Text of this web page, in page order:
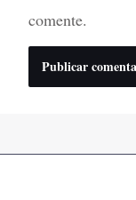
comente.